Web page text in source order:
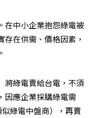
在中小企業抱怨綠電被
在供需、價格因素，
將綠電賣給台電，不須
因應企業採購綠電需
綠電中盤商），再賣